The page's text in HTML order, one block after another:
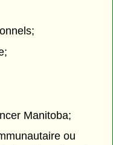
Manitoba;
ou